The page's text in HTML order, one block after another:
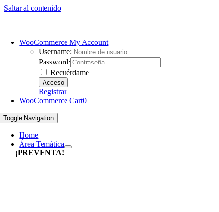
Saltar al contenido
WooCommerce My Account
Username:
Password:
Recuérdame
Registrar
WooCommerce Cart0
Toggle Navigation
Home
Área Temática
¡PREVENTA!